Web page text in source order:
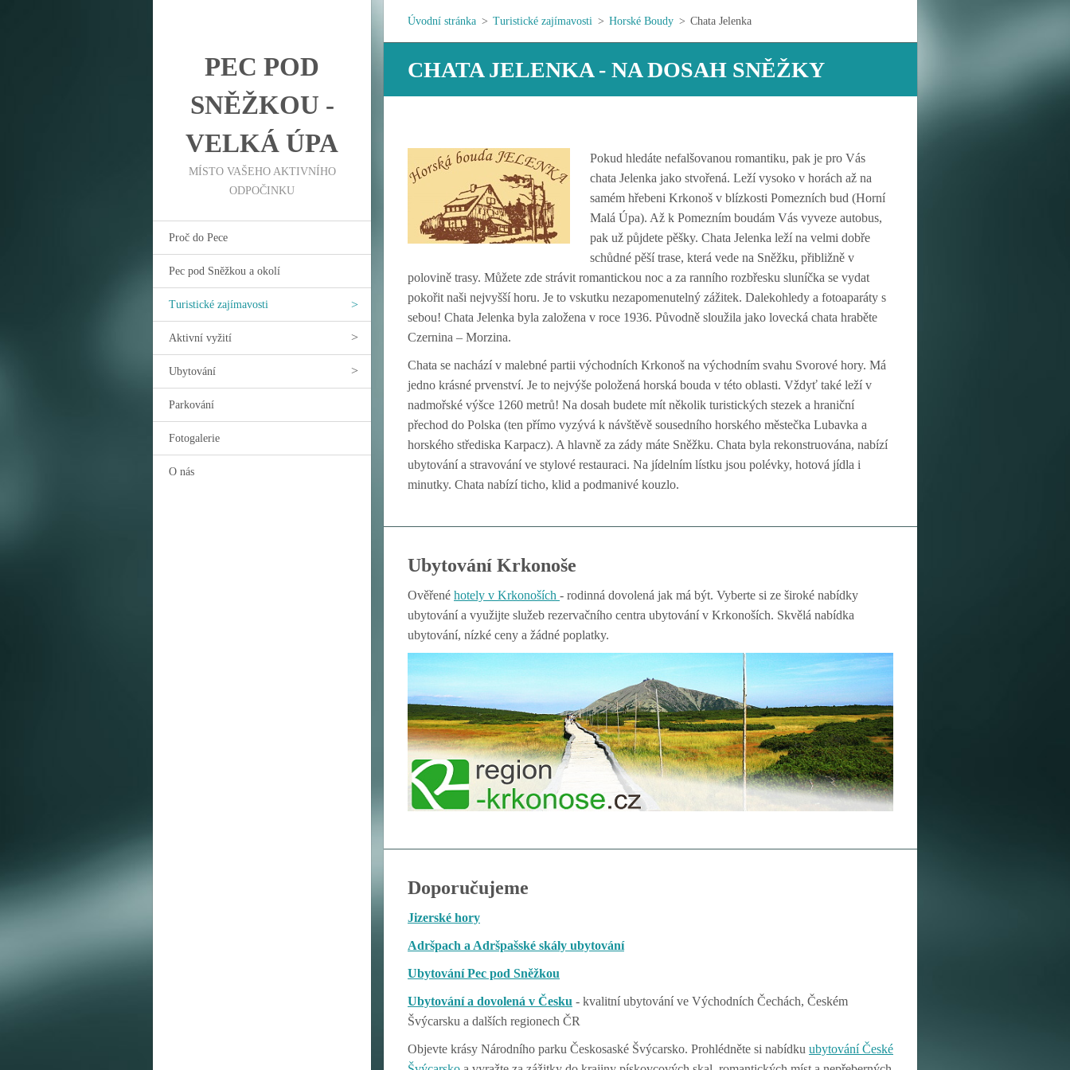
PEC POD
SNĚŽKOU -
VELKÁ ÚPA
MÍSTO VAŠEHO AKTIVNÍHO
ODPOČINKU
Proč do Pece
Pec pod Sněžkou a okolí
Turistické zajímavosti
Aktivní vyžití
Ubytování
Parkování
Fotogalerie
O nás
Úvodní stránka > Turistické zajímavosti > Horské Boudy > Chata Jelenka
CHATA JELENKA - NA DOSAH SNĚŽKY
Pokud hledáte nefalšovanou romantiku, pak je pro Vás
chata Jelenka jako stvořená. Leží vysoko v horách až na
samém hřebeni Krkonoš v blízkosti Pomezních bud (Horní
Malá Úpa). Až k Pomezním boudám Vás vyveze autobus,
pak už půjdete pěšky. Chata Jelenka leží na velmi dobře
schůdné pěší trase, která vede na Sněžku, přibližně v
polovině trasy. Můžete zde strávit romantickou noc a za ranního rozbřesku sluníčka se vydat
pokořit naši nejvyšší horu. Je to vskutku nezapomenutelný zážitek. Dalekohledy a fotoaparáty s
sebou! Chata Jelenka byla založena v roce 1936. Původně sloužila jako lovecká chata hraběte
Czernina – Morzina.
Chata se nachází v malebné partii východních Krkonoš na východním svahu Svorové hory. Má
jedno krásné prvenství. Je to nejvýše položená horská bouda v této oblasti. Vždyť také leží v
nadmořské výšce 1260 metrů! Na dosah budete mít několik turistických stezek a hraniční
přechod do Polska (ten přímo vyzývá k návštěvě sousedního horského městečka Lubavka a
horského střediska Karpacz). A hlavně za zády máte Sněžku. Chata byla rekonstruována, nabízí
ubytování a stravování ve stylové restauraci. Na jídelním lístku jsou polévky, hotová jídla i
minutky. Chata nabízí ticho, klid a podmanivé kouzlo.
Ubytování Krkonoše
Ověřené hotely v Krkonoších - rodinná dovolená jak má být. Vyberte si ze široké nabídky
ubytování a využijte služeb rezervačního centra ubytování v Krkonoších. Skvělá nabídka
ubytování, nízké ceny a žádné poplatky.
Doporučujeme
Jizerské hory
Adršpach a Adršpašské skály ubytování
Ubytování Pec pod Sněžkou
Ubytování a dovolená v Česku - kvalitní ubytování ve Východních Čechách, Českém
Švýcarsku a dalších regionech ČR
Objevte krásy Národního parku Českosaské Švýcarsko. Prohlédněte si nabídku ubytování České